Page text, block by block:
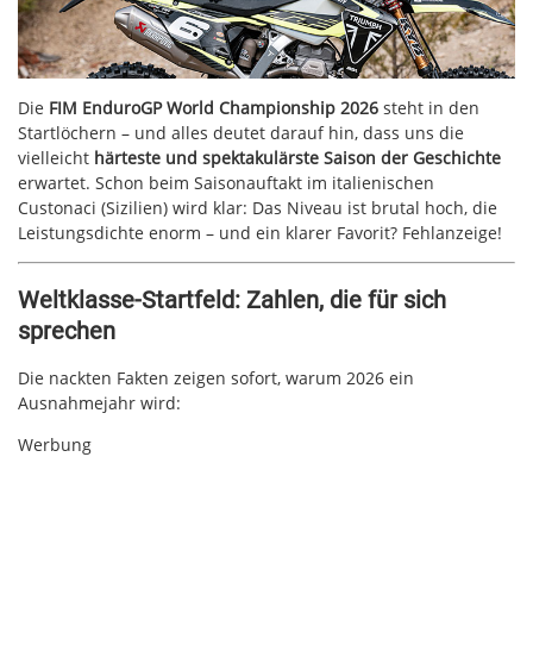
Die FIM EnduroGP World Championship 2026 steht in den
Startlöchern – und alles deutet darauf hin, dass uns die
vielleicht härteste und spektakulärste Saison der Geschichte
erwartet. Schon beim Saisonauftakt im italienischen
Custonaci (Sizilien) wird klar: Das Niveau ist brutal hoch, die
Leistungsdichte enorm – und ein klarer Favorit? Fehlanzeige!
Weltklasse-Startfeld: Zahlen, die für sich
sprechen
Die nackten Fakten zeigen sofort, warum 2026 ein
Ausnahmejahr wird:
Werbung